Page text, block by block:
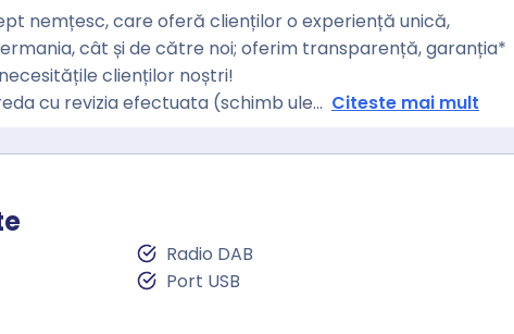
nemțesc, care oferă clienților o experiență unică,
cât și de către noi; oferim transparență, garanția*
clienților noștri!
cu revizia efectuata (schimb ule... Citeste mai mult
Radio DAB
Port USB